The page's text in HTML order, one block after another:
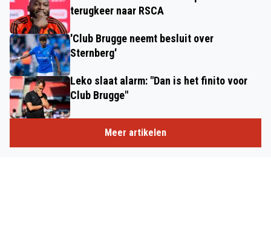
terugkeer naar RSCA
'Club Brugge neemt besluit over
Sternberg'
Leko slaat alarm: "Dan is het finito voor
Club Brugge"
Meer artikelen